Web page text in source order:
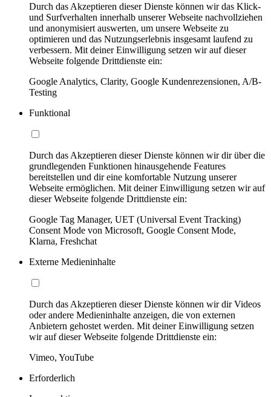
Durch das Akzeptieren dieser Dienste können wir das Klick-
und Surfverhalten innerhalb unserer Webseite nachvollziehen
und anonymisiert auswerten, um unsere Webseite zu
optimieren und das Nutzungserlebnis insgesamt laufend zu
verbessern. Mit deiner Einwilligung setzen wir auf dieser
Webseite folgende Drittdienste ein:
Google Analytics, Clarity, Google Kundenrezensionen, A/B-
Testing
Funktional
Durch das Akzeptieren dieser Dienste können wir dir über die
grundlegenden Funktionen hinausgehende Features
bereitstellen und dir eine komfortable Nutzung unserer
Webseite ermöglichen. Mit deiner Einwilligung setzen wir auf
dieser Webseite folgende Drittdienste ein:
Google Tag Manager, UET (Universal Event Tracking)
Consent Mode von Microsoft, Google Consent Mode,
Klarna, Freshchat
Externe Medieninhalte
Durch das Akzeptieren dieser Dienste können wir dir Videos
oder andere Medieninhalte anzeigen, die von externen
Anbietern gehostet werden. Mit deiner Einwilligung setzen
wir auf dieser Webseite folgende Drittdienste ein:
Vimeo, YouTube
Erforderlich